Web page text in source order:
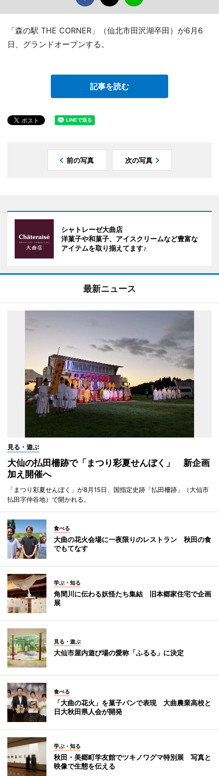
「森の駅 THE CORNER」（仙北市田沢湖卒田）が6月6
日、グランドオープンする。
記事を読む
前の写真 次の写真
シャトレーゼ大曲店
洋菓子や和菓子、アイスクリームなど豊富な
アイテムを取り揃えてます♪
最新ニュース
見る・遊ぶ
大仙の払田柵跡で「まつり彩夏せんぼく」 新企画
加え開催へ
「まつり彩夏せんぼく」が8月15日、国指定史跡「払田柵跡」（大仙市
払田字仲谷地）で開かれる。
食べる
大曲の花火会場に一夜限りのレストラン 秋田の食
でもてなす
学ぶ・知る
角間川に伝わる妖怪たち集結 旧本郷家住宅で企画
展
見る・遊ぶ
大仙市屋内遊び場の愛称「ふるる」に決定
食べる
「大曲の花火」を菓子パンで表現 大曲農業高校と
日大秋田県人会が開発
学ぶ・知る
秋田・美郷町学友館でツキノワグマ特別展 写真と
映像で生態を伝える